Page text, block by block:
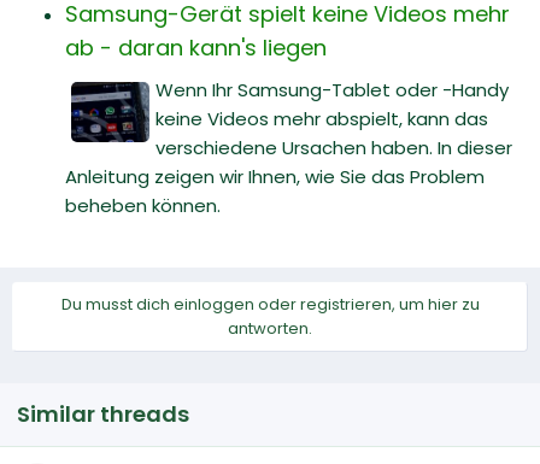
Samsung-Gerät spielt keine Videos mehr
ab - daran kann's liegen
Wenn Ihr Samsung-Tablet oder -Handy
keine Videos mehr abspielt, kann das
verschiedene Ursachen haben. In dieser
Anleitung zeigen wir Ihnen, wie Sie das Problem
beheben können.
Du musst dich einloggen oder registrieren, um hier zu
antworten.
Similar threads